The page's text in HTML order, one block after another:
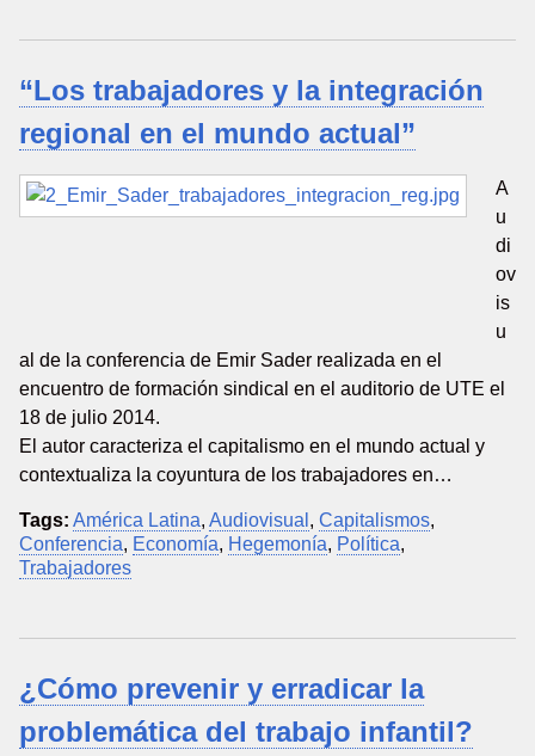
“Los trabajadores y la integración
regional en el mundo actual”
A
u
di
ov
is
u
al de la conferencia de Emir Sader realizada en el
encuentro de formación sindical en el auditorio de UTE el
18 de julio 2014.
El autor caracteriza el capitalismo en el mundo actual y
contextualiza la coyuntura de los trabajadores en…
Tags: América Latina, Audiovisual , Capitalismos,
Conferencia, Economía, Hegemonía, Política,
Trabajadores
¿Cómo prevenir y erradicar la
problemática del trabajo infantil?